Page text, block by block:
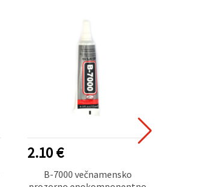
2.10 €
B-7000 večnamensko